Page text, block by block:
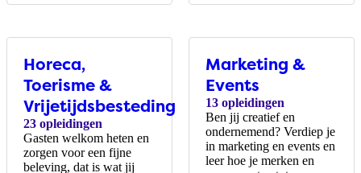
Horeca,
Toerisme &
Vrijetijdsbesteding
23 opleidingen
Gasten welkom heten en
zorgen voor een fijne
beleving, dat is wat jij
Marketing &
Events
13 opleidingen
Ben jij creatief en
ondernemend? Verdiep je
in marketing en events en
leer hoe je merken en